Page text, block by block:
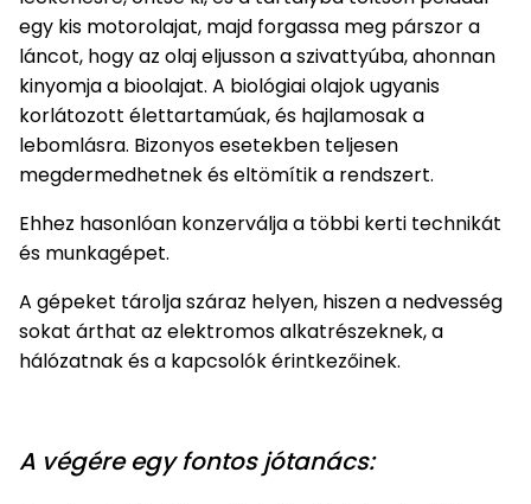
egy kis motorolajat, majd forgassa meg párszor a
láncot, hogy az olaj eljusson a szivattyúba, ahonnan
kinyomja a bioolajat. A biológiai olajok ugyanis
korlátozott élettartamúak, és hajlamosak a
lebomlásra. Bizonyos esetekben teljesen
megdermedhetnek és eltömítik a rendszert.
Ehhez hasonlóan konzerválja a többi kerti technikát
és munkagépet.
A gépeket tárolja száraz helyen, hiszen a nedvesség
sokat árthat az elektromos alkatrészeknek, a
hálózatnak és a kapcsolók érintkezőinek.
A végére egy fontos jótanács: